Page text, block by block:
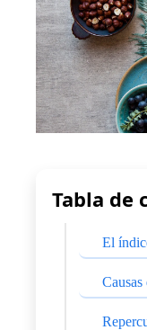
Tabla de
El
Causas